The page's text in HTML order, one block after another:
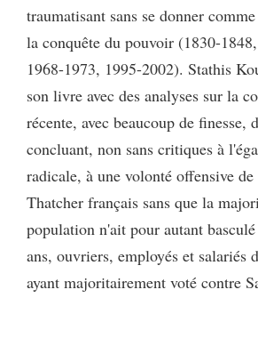
traumatisant sans se donner
la conquête du pouvoir (1830-
1968-1973, 1995-2002). Stathis
son livre avec des analyses sur la
récente, avec beaucoup de finesse,
concluant, non sans critiques à
radicale, à une volonté offensive
Thatcher français sans que la
population n'ait pour autant
ans, ouvriers, employés et salariés
ayant majoritairement voté contre